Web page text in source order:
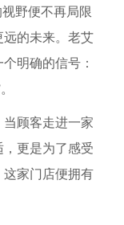
野便不再局限
的未来。老艾
明确的信号：
顾客走进一家
更是为了感受
家门店便拥有